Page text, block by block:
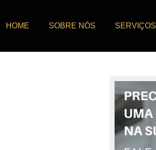
HOME SOBRE NÓS SERVIÇOS